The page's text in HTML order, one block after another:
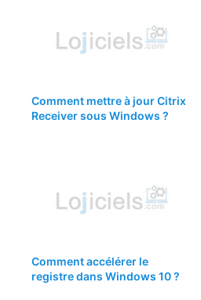
Comment mettre à jour Citrix
Receiver sous Windows ?
Comment accélérer le
registre dans Windows 10 ?